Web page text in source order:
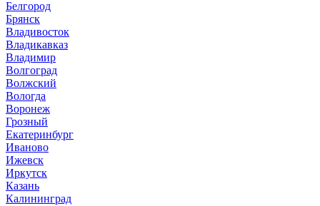
Белгород
Брянск
Владивосток
Владикавказ
Владимир
Волгоград
Волжский
Вологда
Воронеж
Грозный
Екатеринбург
Иваново
Ижевск
Иркутск
Казань
Калининград